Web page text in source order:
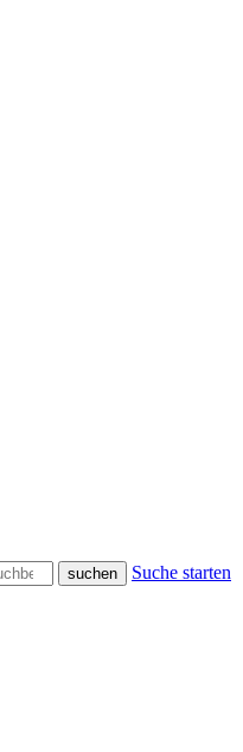
Suche starten